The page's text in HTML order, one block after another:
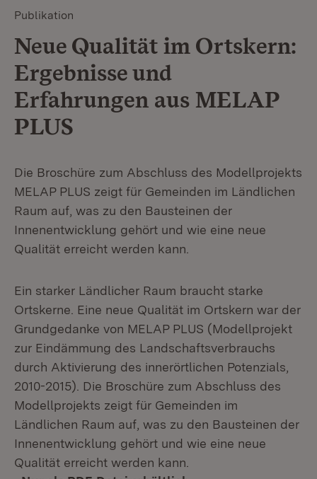
Publikation
Neue Qualität im Ortskern:
Ergebnisse und
Erfahrungen aus MELAP
PLUS
Die Broschüre zum Abschluss des Modellprojekts
MELAP PLUS zeigt für Gemeinden im Ländlichen
Raum auf, was zu den Bausteinen der
Innenentwicklung gehört und wie eine neue
Qualität erreicht werden kann.
Ein starker Ländlicher Raum braucht starke
Ortskerne. Eine neue Qualität im Ortskern war der
Grundgedanke von MELAP PLUS (Modellprojekt
zur Eindämmung des Landschaftsverbrauchs
durch Aktivierung des innerörtlichen Potenzials,
2010-2015). Die Broschüre zum Abschluss des
Modellprojekts zeigt für Gemeinden im
Ländlichen Raum auf, was zu den Bausteinen der
Innenentwicklung gehört und wie eine neue
Qualität erreicht werden kann.